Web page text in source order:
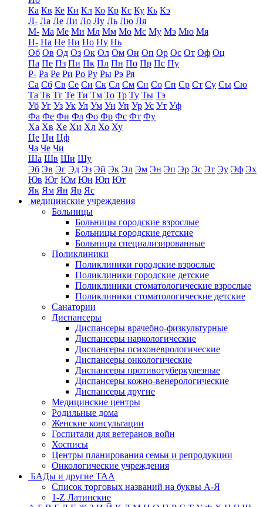
Ка Кв Ке Ки Кл Ко Кр Кс Ку Кь Кэ
Л- Ла Ле Ли Ло Лу Ль Лю Ля
М- Ма Ме Ми Мл Мм Мо Мс Му Мэ Мю Мя
Н- На Не Ни Но Ну Нь
Об Ов Од Оз Ок Ол Ом Он Оп Ор Ос От Оф Оц
Па Пе Пз Пи Пк Пл Пн По Пр Пс Пу
Р- Ра Ре Ри Ро Ру Ры Рэ Ря
Са Сб Св Се Си Ск Сл См Сн Со Сп Ср Ст Су Сы Сю
Та Тв Тг Те Ти Тм То Тр Ту Ты Тэ
Уб Уг Уз Ук Ул Ум Ун Уп Ур Ус Ут Уф
Фа Фе Фи Фл Фо Фр Фс Фт Фу
Ха Хв Хе Хи Хл Хо Ху
Це Ци Цф
Ча Че Чи
Ша Шв Ши Шу
Эб Эв Эг Эд Эз Эй Эк Эл Эм Эн Эп Эр Эс Эт Эу Эф Эх
Юв Юг Юм Юн Юп Ют
Як Ям Ян Яр Яс
медицинские учреждения
Больницы
Больницы городские взрослые
Больницы городские детские
Больницы специализированные
Поликлиники
Поликлиники городские взрослые
Поликлиники городские детские
Поликлиники стоматологические взрослые
Поликлиники стоматологические детские
Санатории
Диспансеры
Диспансеры врачебно-физкультурные
Диспансеры наркологические
Диспансеры психоневрологические
Диспансеры онкологические
Диспансеры противотуберкулезные
Диспансеры кожно-венерологические
Диспансеры другие
Медицинские центры
Родильные дома
Женские консультации
Госпитали для ветеранов войн
Хосписы
Центры планирования семьи и репродукции
Онкологические учреждения
БАДы и другие ТАА
Список торговых названий на буквы А-Я
1-Z Латинские